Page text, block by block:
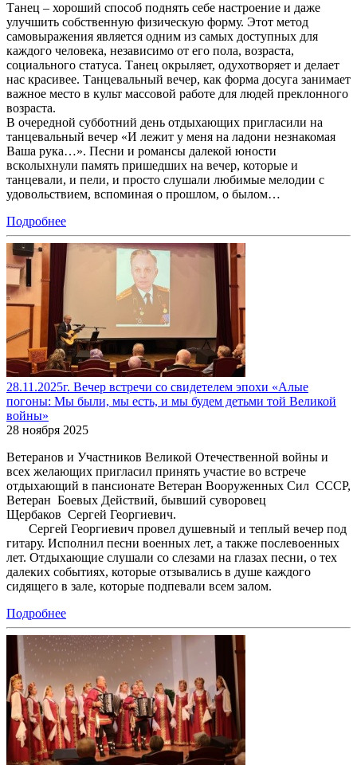
Танец – хороший способ поднять себе настроение и даже
улучшить собственную физическую форму. Этот метод
самовыражения является одним из самых доступных для
каждого человека, независимо от его пола, возраста,
социального статуса. Танец окрыляет, одухотворяет и делает
нас красивее. Танцевальный вечер, как форма досуга занимает
важное место в культ массовой работе для людей преклонного
возраста.
В очередной субботний день отдыхающих пригласили на
танцевальный вечер «И лежит у меня на ладони незнакомая
Ваша рука…». Песни и романсы далекой юности
всколыхнули память пришедших на вечер, которые и
танцевали, и пели, и просто слушали любимые мелодии с
удовольствием, вспоминая о прошлом, о былом…
Подробнее
28.11.2025г. Вечер встречи со свидетелем эпохи «Алые
погоны: Мы были, мы есть, и мы будем детьми той Великой
войны»
28 ноября 2025
Ветеранов и Участников Великой Отечественной войны и
всех желающих пригласил принять участие во встрече
отдыхающий в пансионате Ветеран Вооруженных Сил СССР,
Ветеран Боевых Действий, бывший суворовец
Щербаков Сергей Георгиевич.
Сергей Георгиевич провел душевный и теплый вечер под
гитару. Исполнил песни военных лет, а также послевоенных
лет. Отдыхающие слушали со слезами на глазах песни, о тех
далеких событиях, которые отзывались в душе каждого
сидящего в зале, которые подпевали всем залом.
Подробнее